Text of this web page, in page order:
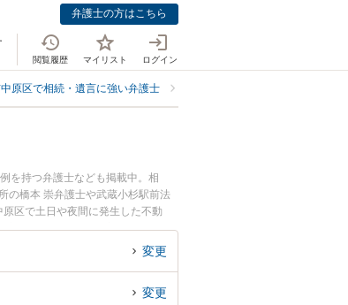
弁護士の方はこちら
閲覧履歴 マイリスト ログイン
原区で相続・遺言に強い弁護士
を持つ弁護士なども掲載中。相
の橋本 崇弁護士や武蔵小杉駅前法
区で土日や夜間に発生した不動
初回相談無料で不動産・土地の相続
変更
変更